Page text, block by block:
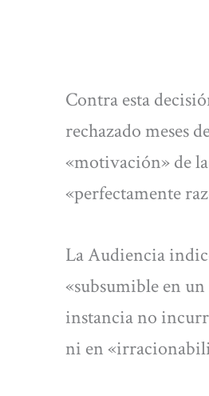
Contra esta
rechazado meses
«motivación» de
«perfectamente
La Audiencia
«subsumible en
instancia no
ni en